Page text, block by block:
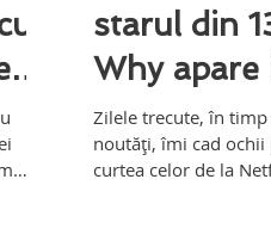
starul din
Why
noua
vrajitori!
Zilele trecute, în
noutăţi, îmi cad
curtea celor de la